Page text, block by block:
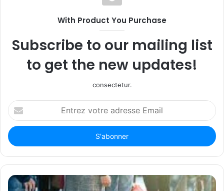
With Product You Purchase
Subscribe to our mailing list
to get the new updates!
consectetur.
Entrez
votre
adresse
Email